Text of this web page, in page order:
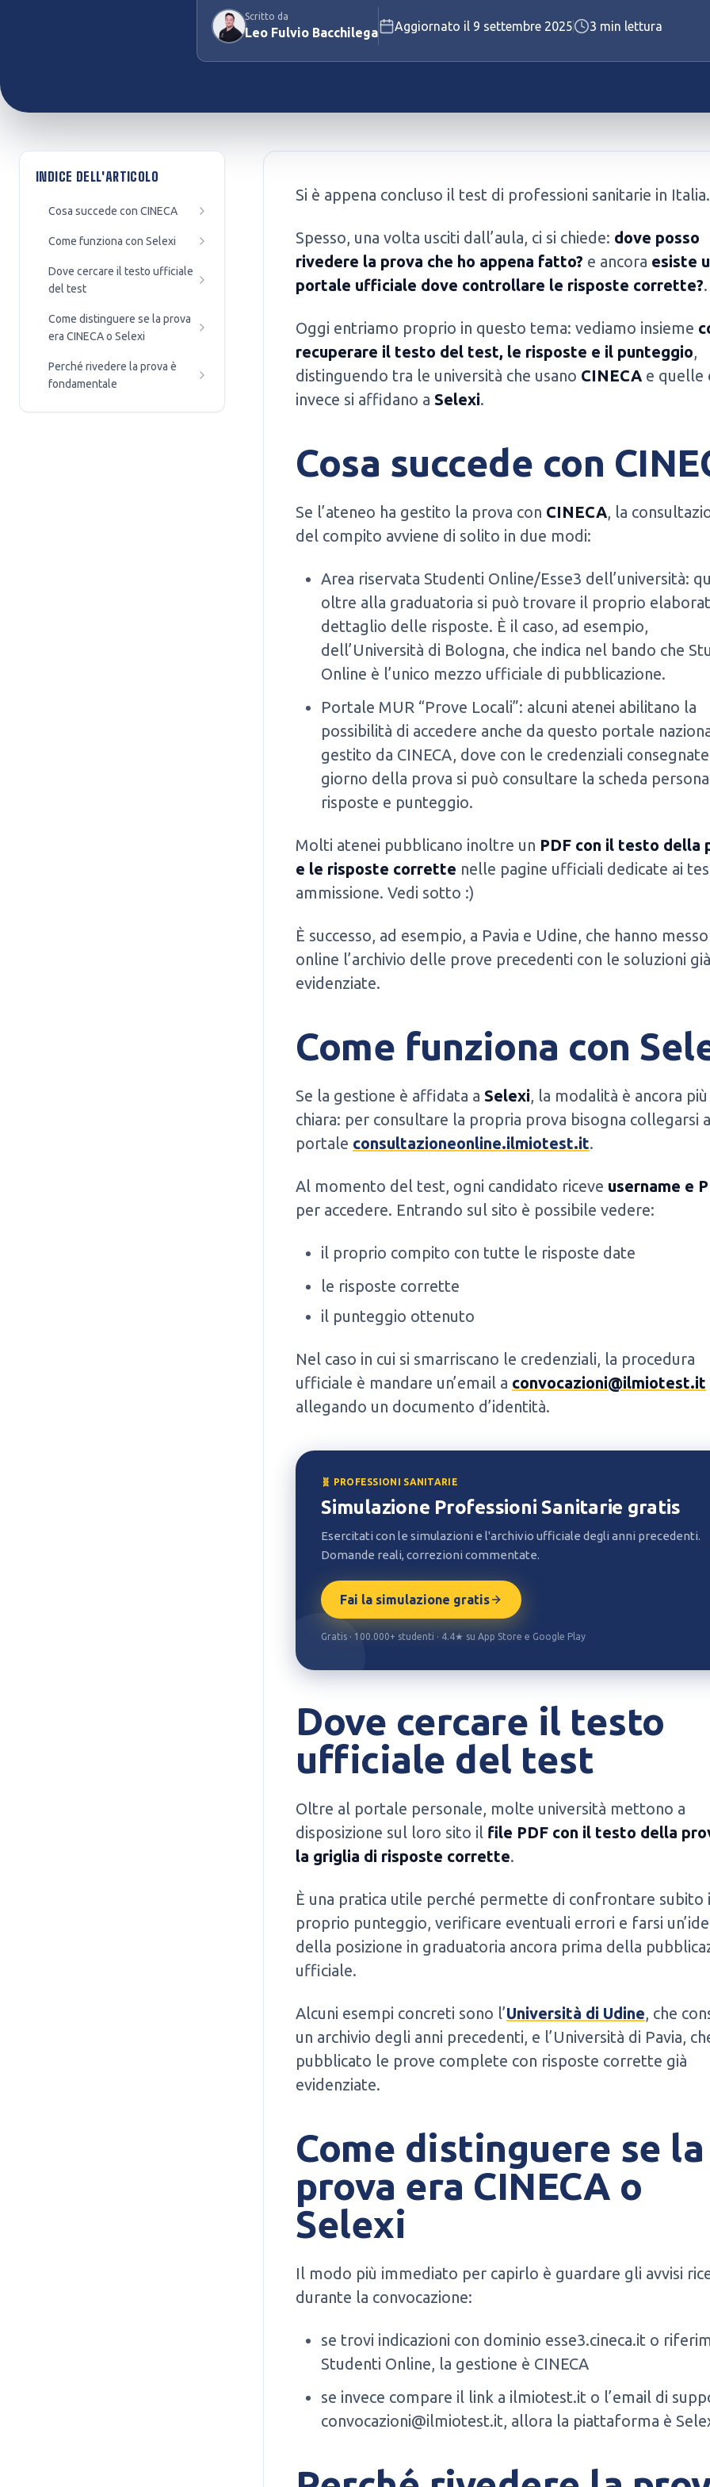
Test Professioni Sanitarie
Preparazione Concorsi
Enti, agenzie e amministrazioni
Polizia Penitenziaria
Vigili del Fuoco
Vedi tutti i concorsi disponibili
Scritto da
Leo Fulvio Bacchilega Aggiornato il 9 settembre 2025 3 min lettura
INDICE DELL'ARTICOLO
Cosa succede con CINECA
Come funziona con Selexi
Dove cercare il testo ufficiale
del test
Come distinguere se la prova
era CINECA o Selexi
Perché rivedere la prova è
fondamentale
Si è appena concluso il test di professioni sanitarie in Italia.
Spesso, una volta usciti dall’aula, ci si chiede: dove posso
rivedere la prova che ho appena fatto? e ancora esiste
portale ufficiale dove controllare le risposte corrette?.
Oggi entriamo proprio in questo tema: vediamo insieme
recuperare il testo del test, le risposte e il punteggio,
distinguendo tra le università che usano CINECA e quelle
invece si affidano a Selexi.
Cosa succede con
Se l’ateneo ha gestito la prova con CINECA, la
del compito avviene di solito in due modi:
Area riservata Studenti Online/Esse3 dell’università:
oltre alla graduatoria si può trovare il proprio
dettaglio delle risposte. È il caso, ad esempio,
dell’Università di Bologna, che indica nel bando che
Online è l’unico mezzo ufficiale di pubblicazione.
Portale MUR “Prove Locali”: alcuni atenei abilitano la
possibilità di accedere anche da questo portale
gestito da CINECA, dove con le credenziali
giorno della prova si può consultare la scheda
risposte e punteggio.
Molti atenei pubblicano inoltre un PDF con il testo della
e le risposte corrette nelle pagine ufficiali dedicate ai
ammissione. Vedi sotto :)
È successo, ad esempio, a Pavia e Udine, che hanno messo
online l’archivio delle prove precedenti con le soluzioni già
evidenziate.
Come funziona con
Se la gestione è affidata a Selexi, la modalità è ancora più
chiara: per consultare la propria prova bisogna collegarsi
portale consultazioneonline.ilmiotest.it.
Al momento del test, ogni candidato riceve username e
per accedere. Entrando sul sito è possibile vedere:
il proprio compito con tutte le risposte date
le risposte corrette
il punteggio ottenuto
Nel caso in cui si smarriscano le credenziali, la procedura
ufficiale è mandare un’email a convocazioni@ilmiotest.it
allegando un documento d’identità.
🧬 PROFESSIONI SANITARIE
Simulazione Professioni Sanitarie gratis
Esercitati con le simulazioni e l'archivio ufficiale degli anni precedenti.
Domande reali, correzioni commentate.
Fai la simulazione gratis
Gratis · 100.000+ studenti · 4.4★ su App Store e Google Play
Dove cercare il testo
ufficiale del test
Oltre al portale personale, molte università mettono a
disposizione sul loro sito il file PDF con il testo della
la griglia di risposte corrette.
È una pratica utile perché permette di confrontare subito
proprio punteggio, verificare eventuali errori e farsi
della posizione in graduatoria ancora prima della
ufficiale.
Alcuni esempi concreti sono l’Università di Udine, che
un archivio degli anni precedenti, e l’Università di Pavia,
pubblicato le prove complete con risposte corrette già
evidenziate.
Come distinguere se la
prova era CINECA o
Selexi
Il modo più immediato per capirlo è guardare gli avvisi
durante la convocazione:
se trovi indicazioni con dominio esse3.cineca.it o
Studenti Online, la gestione è CINECA
se invece compare il link a ilmiotest.it o l’email di
convocazioni@ilmiotest.it, allora la piattaforma è